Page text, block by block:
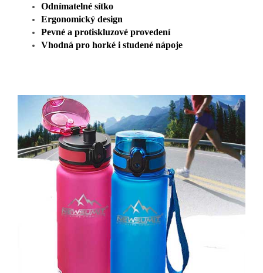
Odnímatelné sítko
Ergonomický design
Pevné a protiskluzové provedení
Vhodná pro horké i studené nápoje